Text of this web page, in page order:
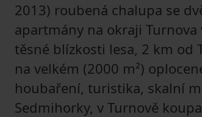
2013) roubená chalupa se
apartmány na okraji Turnova
těsné blízkosti lesa, 2 km od
na velkém (2000 m²)
houbaření, turistika, skalní
Sedmihorky, v Turnově